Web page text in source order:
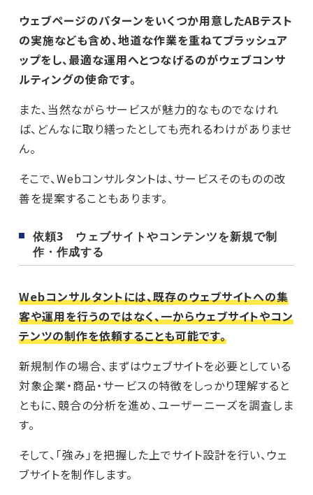
ウェブページのパターンをいくつか用意したABテスト
の実施なども含め、地道な作業を重ねてブラッシュア
ップをし、最適な運用へとつなげるのがウェブコンサ
ルティングの使命です。
また、当然ながらサービスが魅力的なものでなけれ
ば、どんなに取り繕ったとしても売れるわけがありませ
ん。
そこで、Webコンサルタントは、サービスそのものの改
善を提案することもあります。
依頼3 ウェブサイトやコンテンツを新規で制
作・作成する
Webコンサルタントには、既存のウェブサイトへの集
客や運用を行うのではなく、一からウェブサイトやコン
テンツの制作を依頼することも可能です。
新規制作の場合、まずはウェブサイトを必要としている
対象企業・商品・サービスの特徴をしっかり理解すると
ともに、競合の分析を進め、ユーザーニーズを調査しま
す。
そして、「強み」を把握した上でサイト設計を行い、ウェ
ブサイトを制作します。